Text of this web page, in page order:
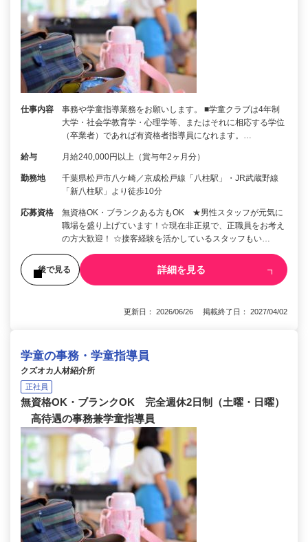
仕事内容
事務や学童指導業務をお願いします。 ■学童クラブは4年制
大学・社会学教育学・心理学等、またはそれに相応する学位
（卒業者）であれば有資格者指導員になれます。…
給与 月給240,000円以上（賞与年2ヶ月分）
勤務地
千葉県松戸市八ケ崎／京成松戸線「八柱駅」・JR武蔵野線
「新八柱駅」より徒歩10分
応募資格
無資格OK・ブランクある方もOK ★男性スタッフが元気に
職場を盛り上げています！☆現在非正規で、正職員をお考え
の方大歓迎！ ☆接客経験を活かしているスタッフもい…
後で見る 詳細を見る
更新日： 2026/06/26 掲載終了日： 2027/04/02
学童の事務・学童指導員
クズオカ人材紹介所
正社員
無資格OK・ブランクOK 完全週休2日制（土曜・日曜）
高待遇の事務兼学童指導員